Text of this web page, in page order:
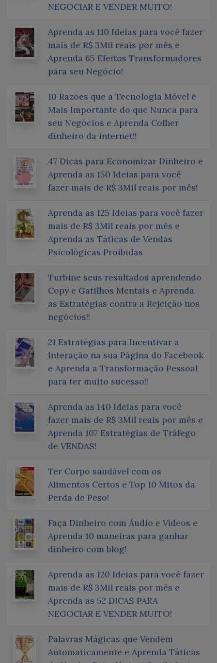
NEGOCIAR E VENDER MUITO!
Aprenda as 110 Ideias para você fazer
mais de R$ 3Mil reais por mês e
Aprenda 65 Efeitos Transformadores
para seu Negócio!
10 Razões que a Tecnologia Móvel é
Mais Importante do que Nunca para
seu Negócios e Aprenda Colher
dinheiro da internet!!
47 Dicas para Economizar Dinheiro e
Aprenda as 150 Ideias para você
fazer mais de R$ 3Mil reais por mês!
Aprenda as 125 Ideias para você fazer
mais de R$ 3Mil reais por mês e
Aprenda as Táticas de Vendas
Psicológicas Proibidas
Turbine seus resultados aprendendo
Copy e Gatilhos Mentais e Aprenda
as Estratégias contra a Rejeição nos
negócios!!
21 Estratégias para Incentivar a
Interação na sua Página do Facebook
e Aprenda a Transformação Pessoal
para ter muito sucesso!!
Aprenda as 140 Ideias para você
fazer mais de R$ 3Mil reais por mês e
Aprenda 107 Estratégias de Tráfego
de VENDAS!
Ter Corpo saudável com os
Alimentos Certos e Top 10 Mitos da
Perda de Peso!
Faça Dinheiro com Áudio e Vídeos e
Aprenda 10 maneiras para ganhar
dinheiro com blog!
Aprenda as 120 Ideias para você fazer
mais de R$ 3Mil reais por mês e
Aprenda as 52 DICAS PARA
NEGOCIAR E VENDER MUITO!
Palavras Mágicas que Vendem
Automaticamente e Aprenda Táticas